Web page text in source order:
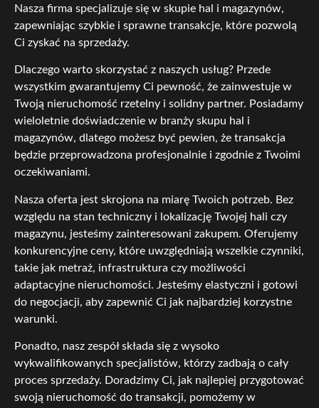
Nasza firma specjalizuje się w skupie hal i magazynów,
zapewniając szybkie i sprawne transakcje, które pozwolą
Ci zyskać na sprzedaży.
Dlaczego warto skorzystać z naszych usług? Przede
wszystkim gwarantujemy Ci pewność, że zainwestuje w
Twoją nieruchomość rzetelny i solidny partner. Posiadamy
wieloletnie doświadczenie w branży skupu hal i
magazynów, dlatego możesz być pewien, że transakcja
będzie przeprowadzona profesjonalnie i zgodnie z Twoimi
oczekiwaniami.
Nasza oferta jest skrojona na miarę Twoich potrzeb. Bez
względu na stan techniczny i lokalizację Twojej hali czy
magazynu, jesteśmy zainteresowani zakupem. Oferujemy
konkurencyjne ceny, które uwzględniają wszelkie czynniki,
takie jak metraż, infrastruktura czy możliwości
adaptacyjne nieruchomości. Jesteśmy elastyczni i gotowi
do negocjacji, aby zapewnić Ci jak najbardziej korzystne
warunki.
Ponadto, nasz zespół składa się z wysoko
wykwalifikowanych specjalistów, którzy zadbają o cały
proces sprzedaży. Doradzimy Ci, jak najlepiej przygotować
swoją nieruchomość do transakcji, pomożemy w